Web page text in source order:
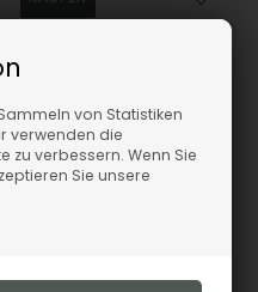
von Statistiken
verwenden die
zu verbessern. Wenn Sie
Sie unsere
Artikel bestellen